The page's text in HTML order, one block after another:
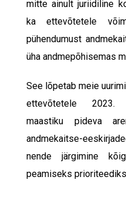
mitte ainult juriidiline
ka ettevõtetele
pühendumust
üha andmepõhisemas
See lõpetab meie
ettevõtetele 2023.
maastiku pideva
andmekaitse-
nende järgimine
peamiseks